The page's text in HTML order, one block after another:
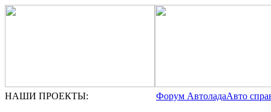
НАШИ ПРОЕКТЫ: Форум АвтоладаАвто